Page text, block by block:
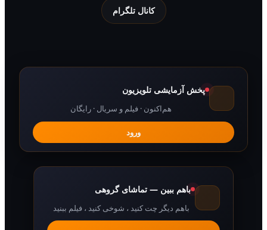
کانال تلگرام
پخش آزمایشی تلویزیون
هم‌اکنون · فیلم و سریال · رایگان
باهم ببین — تماشای گروهی
باهم دیگر چت کنید ، شوخی کنید ، فیلم ببنید